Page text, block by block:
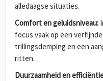
alledaagse situaties.
Comfort en geluidsniveau:
focus vaak op een
trillingsdemping en een
ritten.
Duurzaamheid en